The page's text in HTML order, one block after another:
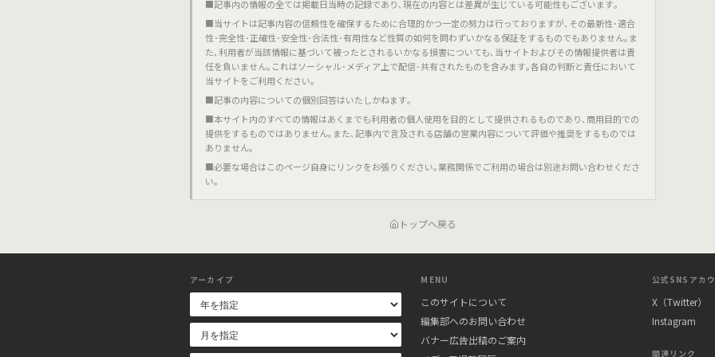
■記事内の情報の全ては掲載日当時の記録であり､現在の内容とは差異が生じている可能性もございます｡
■当サイトは記事内容の信頼性を確保するために合理的かつ一定の努力は行っておりますが､その最新性･適合
性･完全性･正確性･安全性･合法性･有用性など性質の如何を問わずいかなる保証をするものでもありません｡ま
た､利用者が当該情報に基づいて被ったとされるいかなる損害についても､当サイトおよびその情報提供者は責
任を負いません｡これはソーシャル･メディア上で配信･共有されたものを含みます｡各自の判断と責任において
当サイトをご利用ください｡
■記事の内容についての個別回答はいたしかねます｡
■本サイト内のすべての情報はあくまでも利用者の個人使用を目的として提供されるものであり､商用目的での
提供をするものではありません｡また､記事内で言及される店舗の営業内容について評価や推奨をするものでは
ありません｡
■必要な場合はこのページ自身にリンクをお張りください｡業務関係でご利用の場合は別途お問い合わせくださ
い｡
トップへ戻る
アーカイブ MENU
このサイトについて
編集部へのお問い合わせ
バナー広告出稿のご案内
公式SNSアカ
X（Twitter）
Instagram
関連リンク